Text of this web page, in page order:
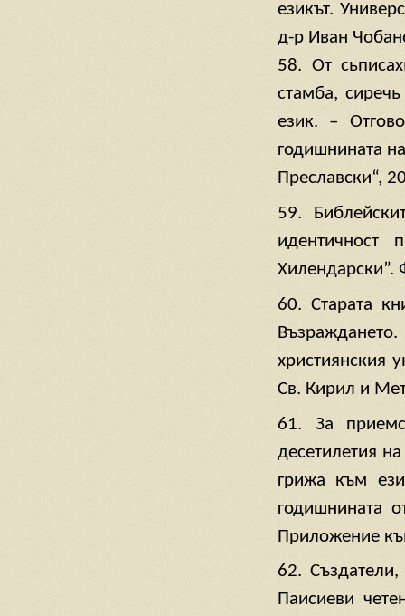
езикът.
д-р Иван
58. От
стамба,
език. –
годишнината
Преславски“,
59.
идентичност
Хилендарски”.
60. Старата
християнския
Св. Кирил и
61. За
десетилетия
грижа към
годишнината
Приложение
62.
Паисиеви